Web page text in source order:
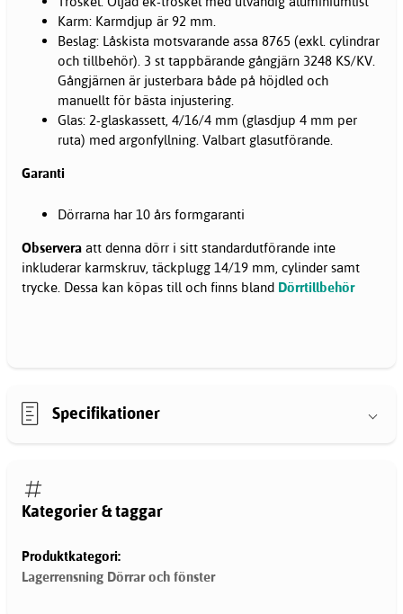
Karm: Karmdjup är 92 mm.
Beslag: Låskista motsvarande assa 8765 (exkl. cylindrar
och tillbehör). 3 st tappbärande gångjärn 3248 KS/KV.
Gångjärnen är justerbara både på höjdled och
manuellt för bästa injustering.
Glas: 2-glaskassett, 4/16/4 mm (glasdjup 4 mm per
ruta) med argonfyllning. Valbart glasutförande.
Garanti
Dörrarna har 10 års formgaranti
Observera att denna dörr i sitt standardutförande inte
inkluderar karmskruv, täckplugg 14/19 mm, cylinder samt
trycke. Dessa kan köpas till och finns bland Dörrtillbehör
Specifikationer
Kategorier & taggar
Produktkategori:
Lagerrensning Dörrar och fönster